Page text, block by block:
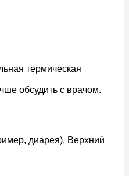
термическая
обсудить с врачом.
диарея). Верхний